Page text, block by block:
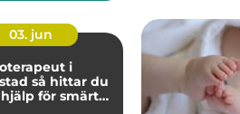
03. jun
i
hittar du
för smärta